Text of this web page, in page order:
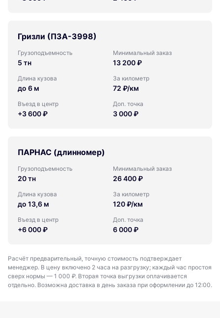
Гризли (ПЗА-3998)
Грузоподъемность
5 тн
Минимальный заказ
13 200 ₽
Длина кузова
до 6 м
За километр
72 ₽/км
Въезд в центр
+3 600 ₽
Доп. точка
3 000 ₽
ПАРНАС (длинномер)
Грузоподъемность
20 тн
Минимальный заказ
26 400 ₽
Длина кузова
до 13,6 м
За километр
120 ₽/км
Въезд в центр
+6 000 ₽
Доп. точка
6 000 ₽
Расчёт предварительный, точную стоимость подтверждает
менеджер. В цену включено 2 часа на разгрузку; каждый час простоя
сверх нормы — 1 000 ₽. Вторая точка выгрузки оплачивается
отдельно. Возможна доставка в день заказа при оформлении до 12:00.